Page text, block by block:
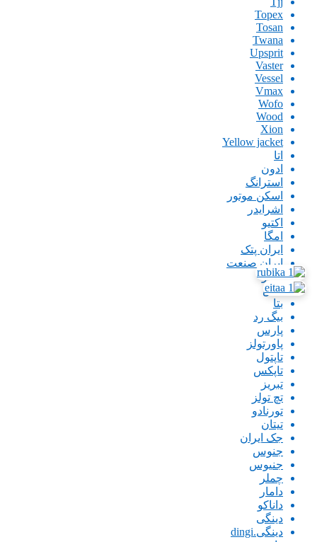
Topex
Tosan
Twana
Upsprit
Vaster
Vessel
Vmax
Wofo
Wood
Xion
Yellow jacket
اتا
ادون
استرانگ
اسکن موتور
اشرایدر
اکتیو
امگا
ایران پتک
ایران صنعت
اینگو
باس
بتا
بیگ رد
پارس
پاورتولز
تاپتول
تاپکس
تبریز
تچ تولز
تورنادو
تیتان
جک ایران
جنوس
جنیوس
چملر
دامار
داناکو
دینگی
دینگی.dingi